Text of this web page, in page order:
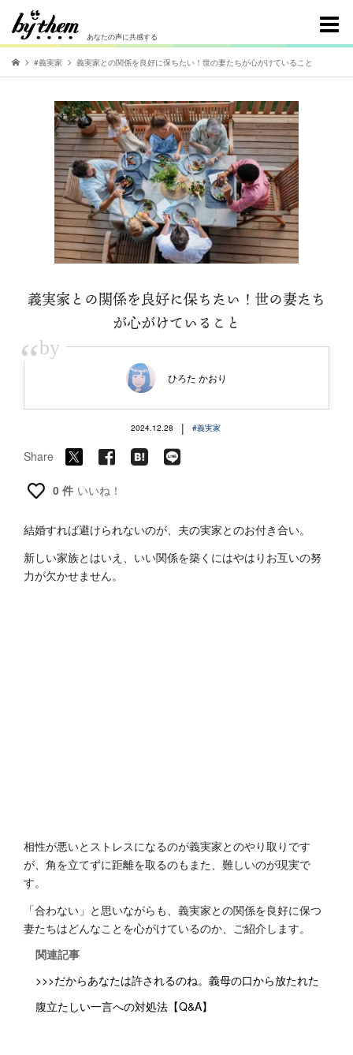
あなたの声に共感する
#義実家 義実家との関係を良好に保ちたい！世の妻たちが心がけていること
義実家との関係を良好に保ちたい！世の妻たち
が心がけていること
“by
ひろた かおり
2024.12.28 | #義実家
Share
0 件 いいね！
結婚すれば避けられないのが、夫の実家とのお付き合い。
新しい家族とはいえ、いい関係を築くにはやはりお互いの努
力が欠かせません。
相性が悪いとストレスになるのが義実家とのやり取りです
が、角を立てずに距離を取るのもまた、難しいのが現実で
す。
「合わない」と思いながらも、義実家との関係を良好に保つ
妻たちはどんなことを心がけているのか、ご紹介します。
関連記事
>>>だからあなたは許されるのね。義母の口から放たれた
腹立たしい一言への対処法【Q&A】